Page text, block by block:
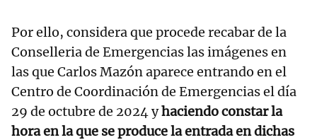
Por ello, considera que procede recabar de la
Conselleria de Emergencias las imágenes en
las que Carlos Mazón aparece entrando en el
Centro de Coordinación de Emergencias el día
29 de octubre de 2024 yhaciendo constar la
hora en la que se produce la entrada en dichas